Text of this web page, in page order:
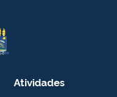
Atividades